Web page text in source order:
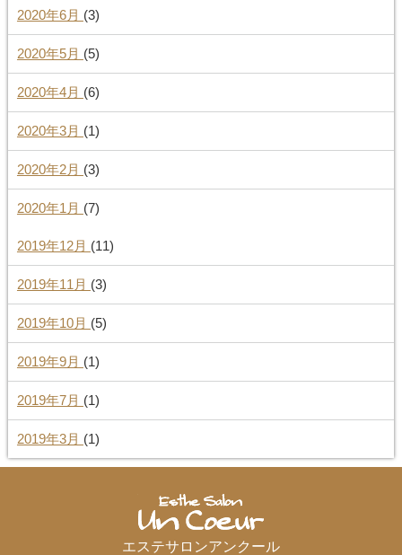
2020年6月 (3)
2020年5月 (5)
2020年4月 (6)
2020年3月 (1)
2020年2月 (3)
2020年1月 (7)
2019年12月 (11)
2019年11月 (3)
2019年10月 (5)
2019年9月 (1)
2019年7月 (1)
2019年3月 (1)
エステサロンアンクール